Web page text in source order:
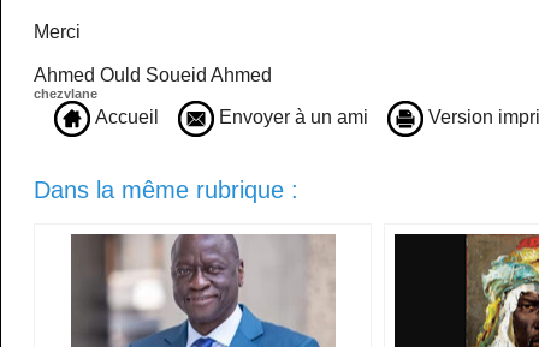
Merci
Ahmed Ould Soueid Ahmed
chezvlane
Accueil Envoyer à un ami Version
Dans la même rubrique :